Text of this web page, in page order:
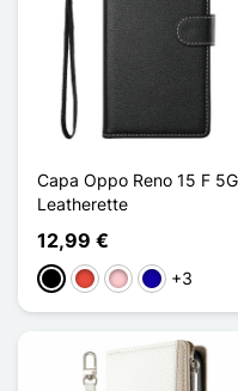
Capa Oppo Reno 15 F 5G
Leatherette
12,99 €
PretoVermelho
RosaAzul Escuro
+3